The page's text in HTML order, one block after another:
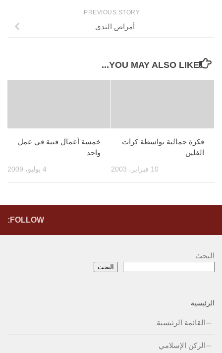
PREVIOUS STORY
أمراض الثدي
YOU MAY ALSO LIKE...
خمسة أعمال فنية في عمل
واحد
4 يوليو، 2009
فكرة جمالية بواسطة كرات
الفلين
10 فبراير، 2003
FOLLOW:
البحث
البحث
الرئيسية
القائمة الرئيسية
الركن الإسلامي